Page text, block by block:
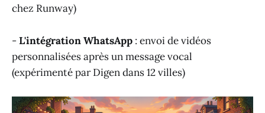
chez Runway)
-L'intégration WhatsApp : envoi de vidéos
personnalisées après un message vocal
(expérimenté par Digen dans 12 villes)